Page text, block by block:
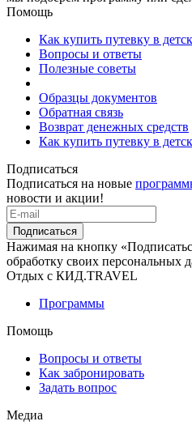
Помощь
Как купить путевку в
Вопросы и ответы
Полезные советы
Образцы документов
Обратная связь
Возврат денежных средств
Как купить путевку в
Подписаться
Подписаться на новые
новости и акции!
Подписаться
Нажимая на кнопку
обработку своих персональных
Отдых с КИД.TRAVEL
Программы
Помощь
Вопросы и ответы
Как забронировать
Задать вопрос
Медиа